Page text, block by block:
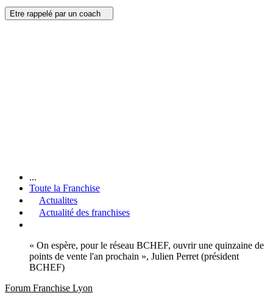
Etre rappelé par un coach
...
Toute la Franchise
Actualites
Actualité des franchises
« On espère, pour le réseau BCHEF, ouvrir une quinzaine de
points de vente l'an prochain », Julien Perret (président
BCHEF)
Forum Franchise Lyon